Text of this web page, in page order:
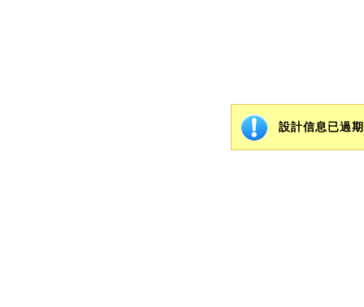
設計信息已過期